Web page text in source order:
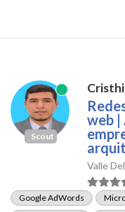
Scout
web |
Valle
Google AdWords